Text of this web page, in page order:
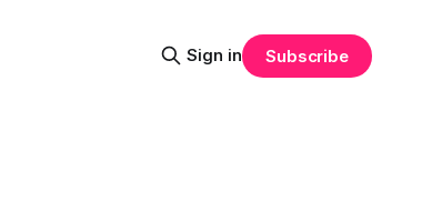
Sign in Subscribe